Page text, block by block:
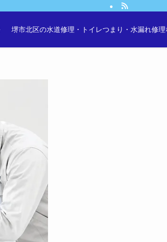
堺市北区の水道修理・トイレつまり・水漏れ修理